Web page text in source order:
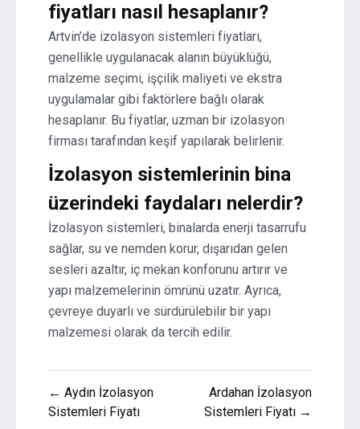
fiyatları nasıl hesaplanır?
Artvin’de izolasyon sistemleri fiyatları,
genellikle uygulanacak alanın büyüklüğü,
malzeme seçimi, işçilik maliyeti ve ekstra
uygulamalar gibi faktörlere bağlı olarak
hesaplanır. Bu fiyatlar, uzman bir izolasyon
firması tarafından keşif yapılarak belirlenir.
İzolasyon sistemlerinin bina
üzerindeki faydaları nelerdir?
İzolasyon sistemleri, binalarda enerji tasarrufu
sağlar, su ve nemden korur, dışarıdan gelen
sesleri azaltır, iç mekan konforunu artırır ve
yapı malzemelerinin ömrünü uzatır. Ayrıca,
çevreye duyarlı ve sürdürülebilir bir yapı
malzemesi olarak da tercih edilir.
Yazı
gezinmesi
← Aydın İzolasyon
Sistemleri Fiyatı
Ardahan İzolasyon
Sistemleri Fiyatı →